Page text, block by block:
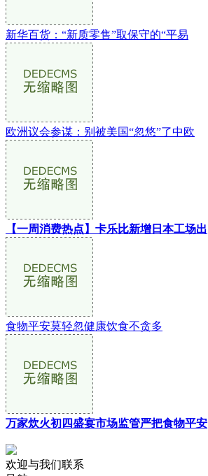
新华百货：“新质零售”取保守的“平易
欧洲议会参谋：别被美国“忽悠”了中欧
【一周消费热点】卡乐比新增日本工场出
食物平安莫轻忽健康饮食不贪多
万家炊火初四盛宴市场监管严把食物平安
欢迎与我们联系